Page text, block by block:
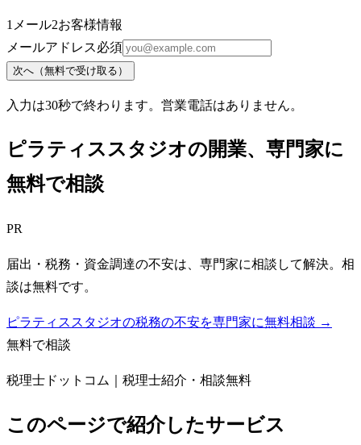
1 メール2お客様情報
メールアドレス必須
次へ（無料で受け取る）
入力は30秒で終わります。営業電話はありません。
ピラティススタジオの開業、専門家に
無料で相談
PR
届出・税務・資金調達の不安は、専門家に相談して解決。相
談は無料です。
ピラティススタジオの税務の不安を専門家に無料相談 →
無料で相談
税理士ドットコム｜税理士紹介・相談無料
このページで紹介したサービス